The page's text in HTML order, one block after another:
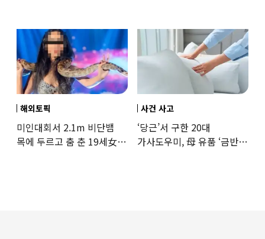
해외토픽
미인대회서 2.1m 비단뱀
목에 두르고 춤 춘 19세女
사건 사고
‘당근’서 구한 20대
가사도우미, 母 유품 ‘금반지